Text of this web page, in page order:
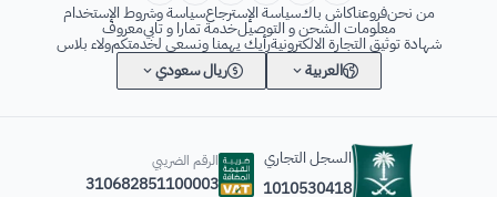
من نحنفروعناكاش باكسياسة الإسترجاعسياسة وشروط الإستخدام
معلومات الشحن و التوصيلخدمة تمارا و تابيمعروف
شهادة توثيق التجارة الالكترونيةرأيك يهمنا ونسعى لخدمتكمولاء بلاس
العربية
ريال سعودي
السجل التجاري
1010530418
الرقم الضريبي
310682851100003